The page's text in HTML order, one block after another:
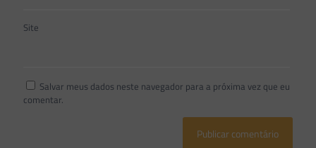
Site
Salvar meus dados neste navegador para a próxima vez que eu
comentar.